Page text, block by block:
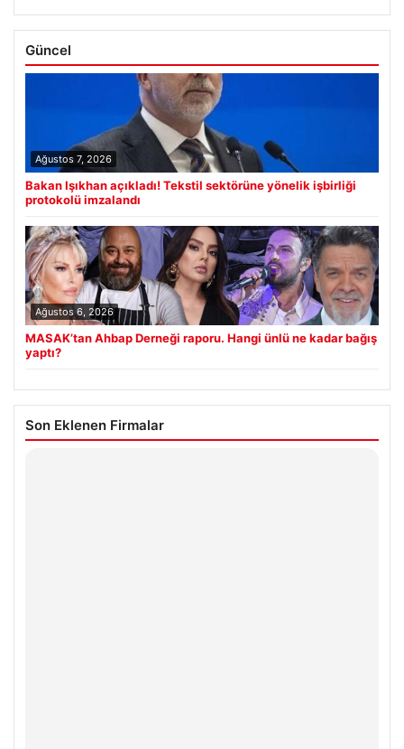
Güncel
Ağustos 7, 2026
Bakan Işıkhan açıkladı! Tekstil sektörüne yönelik işbirliği
protokolü imzalandı
Ağustos 6, 2026
MASAK’tan Ahbap Derneği raporu. Hangi ünlü ne kadar bağış
yaptı?
Son Eklenen Firmalar